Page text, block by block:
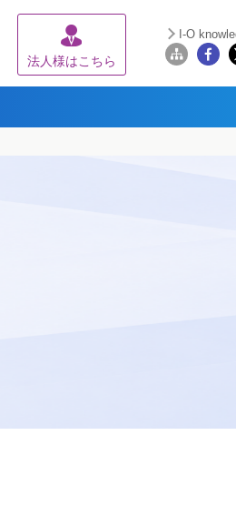
法人様はこちら
I-O